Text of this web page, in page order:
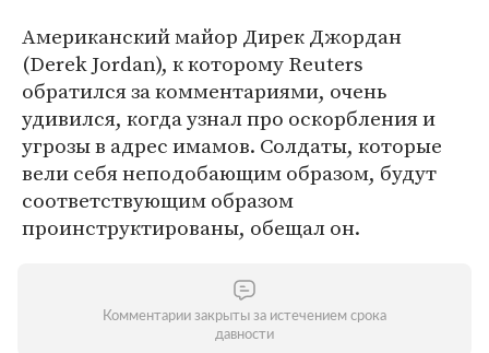
Американский майор Дирек Джордан
(Derek Jordan), к которому Reuters
обратился за комментариями, очень
удивился, когда узнал про оскорбления и
угрозы в адрес имамов. Солдаты, которые
вели себя неподобающим образом, будут
соответствующим образом
проинструктированы, обещал он.
Комментарии закрыты за истечением срока
давности